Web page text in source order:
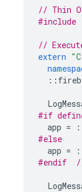
// Thin
#include
//
extern
::
#if
app =
#else
app =
#endif